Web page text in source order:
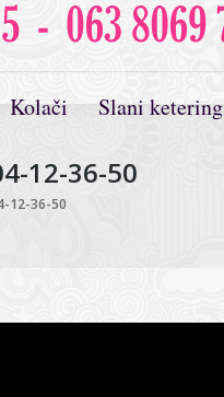
Kolači Slani ketering
12-36-50
12-36-50